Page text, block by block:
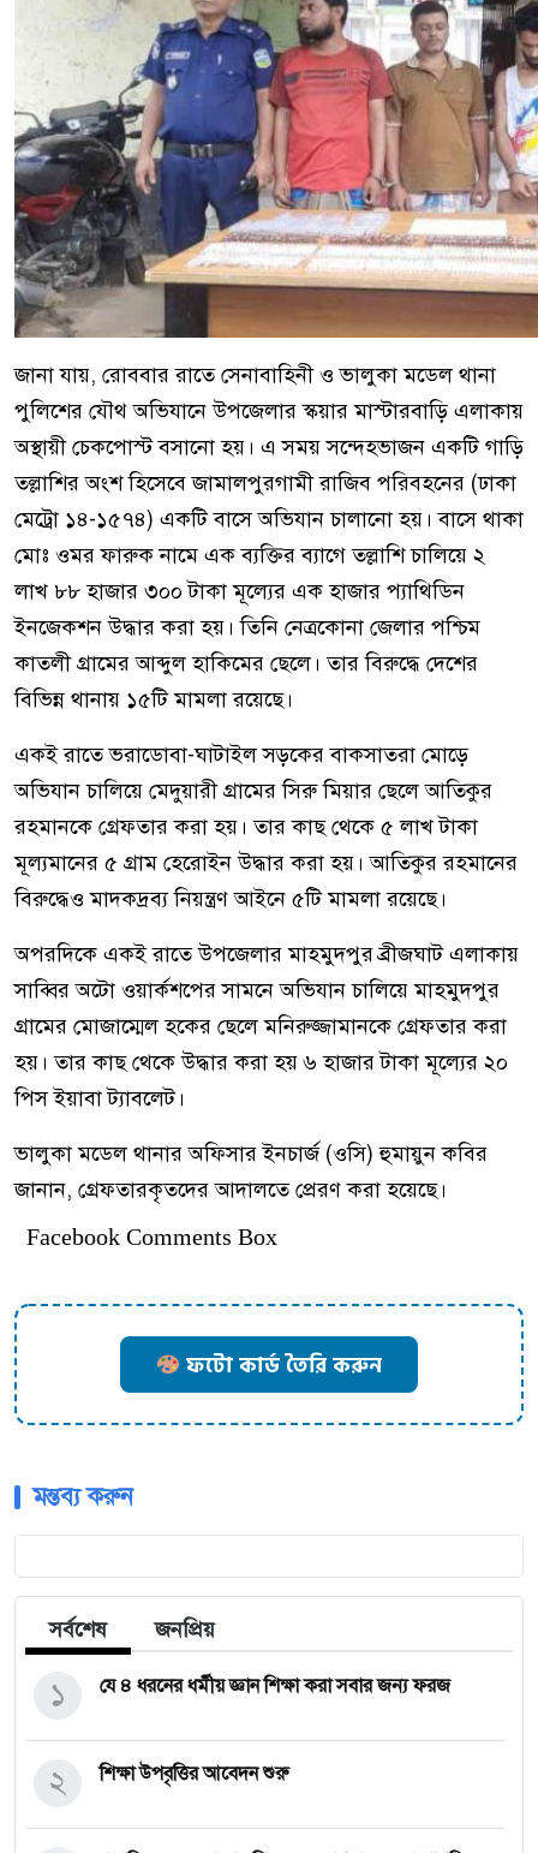
জানা যায়, রোববার রাতে সেনাবাহিনী ও ভালুকা মডেল থানা
পুলিশের যৌথ অভিযানে উপজেলার স্কয়ার মাস্টারবাড়ি এলাকায়
অস্থায়ী চেকপোস্ট বসানো হয়। এ সময় সন্দেহভাজন একটি গাড়ি
তল্লাশির অংশ হিসেবে জামালপুরগামী রাজিব পরিবহনের (ঢাকা
মেট্রো ১৪-১৫৭৪) একটি বাসে অভিযান চালানো হয়। বাসে থাকা
মোঃ ওমর ফারুক নামে এক ব্যক্তির ব্যাগে তল্লাশি চালিয়ে ২
লাখ ৮৮ হাজার ৩০০ টাকা মূল্যের এক হাজার প্যাথিডিন
ইনজেকশন উদ্ধার করা হয়। তিনি নেত্রকোনা জেলার পশ্চিম
কাতলী গ্রামের আব্দুল হাকিমের ছেলে। তার বিরুদ্ধে দেশের
বিভিন্ন থানায় ১৫টি মামলা রয়েছে।
একই রাতে ভরাডোবা-ঘাটাইল সড়কের বাকসাতরা মোড়ে
অভিযান চালিয়ে মেদুয়ারী গ্রামের সিরু মিয়ার ছেলে আতিকুর
রহমানকে গ্রেফতার করা হয়। তার কাছ থেকে ৫ লাখ টাকা
মূল্যমানের ৫ গ্রাম হেরোইন উদ্ধার করা হয়। আতিকুর রহমানের
বিরুদ্ধেও মাদকদ্রব্য নিয়ন্ত্রণ আইনে ৫টি মামলা রয়েছে।
অপরদিকে একই রাতে উপজেলার মাহমুদপুর ব্রীজঘাট এলাকায়
সাব্বির অটো ওয়ার্কশপের সামনে অভিযান চালিয়ে মাহমুদপুর
গ্রামের মোজাম্মেল হকের ছেলে মনিরুজ্জামানকে গ্রেফতার করা
হয়। তার কাছ থেকে উদ্ধার করা হয় ৬ হাজার টাকা মূল্যের ২০
পিস ইয়াবা ট্যাবলেট।
ভালুকা মডেল থানার অফিসার ইনচার্জ (ওসি) হুমায়ুন কবির
জানান, গ্রেফতারকৃতদের আদালতে প্রেরণ করা হয়েছে।
Facebook Comments Box
ফটো কার্ড তৈরি করুন
মন্তব্য করুন
সর্বশেষ জনপ্রিয়
যে ৪ ধরনের ধর্মীয় জ্ঞান শিক্ষা করা সবার জন্য ফরজ
১
শিক্ষা উপবৃত্তির আবেদন শুরু
২